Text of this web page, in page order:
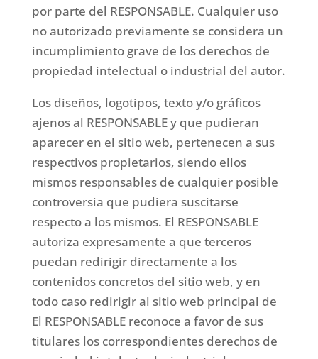
por parte del RESPONSABLE. Cualquier uso
no autorizado previamente se considera un
incumplimiento grave de los derechos de
propiedad intelectual o industrial del autor.
Los diseños, logotipos, texto y/o gráficos
ajenos al RESPONSABLE y que pudieran
aparecer en el sitio web, pertenecen a sus
respectivos propietarios, siendo ellos
mismos responsables de cualquier posible
controversia que pudiera suscitarse
respecto a los mismos. El RESPONSABLE
autoriza expresamente a que terceros
puedan redirigir directamente a los
contenidos concretos del sitio web, y en
todo caso redirigir al sitio web principal de
El RESPONSABLE reconoce a favor de sus
titulares los correspondientes derechos de